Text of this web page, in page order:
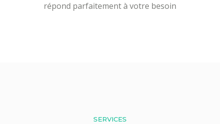
répond parfaitement à votre besoin
SERVICES